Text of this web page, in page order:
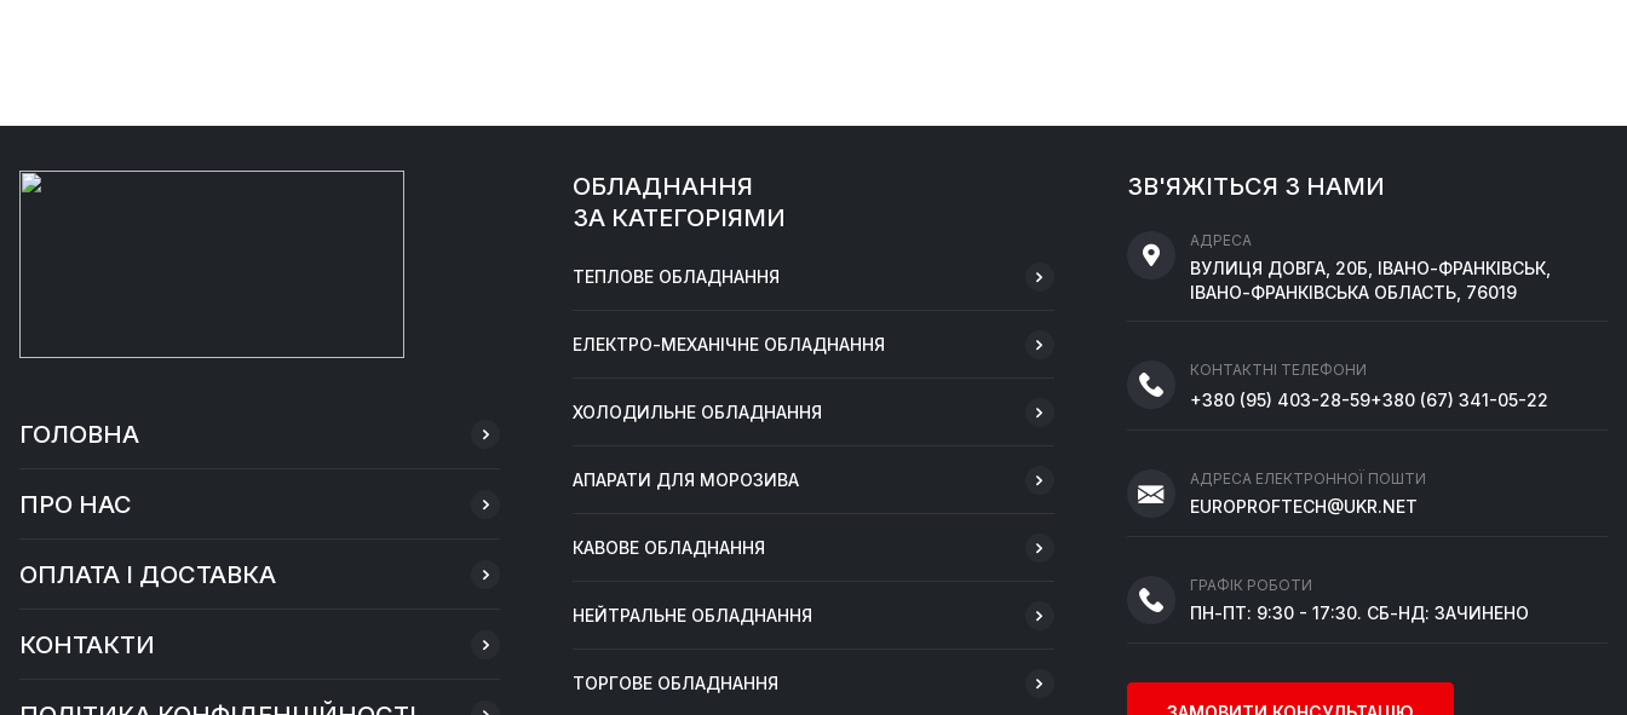
ГОЛОВНА
ПРО НАС
ОПЛАТА І ДОСТАВКА
КОНТАКТИ
ОБЛАДНАННЯ
ЗА КАТЕГОРІЯМИ
ТЕПЛОВЕ ОБЛАДНАННЯ
ЕЛЕКТРО-МЕХАНІЧНЕ ОБЛАДНАННЯ
ХОЛОДИЛЬНЕ ОБЛАДНАННЯ
АПАРАТИ ДЛЯ МОРОЗИВА
КАВОВЕ ОБЛАДНАННЯ
НЕЙТРАЛЬНЕ ОБЛАДНАННЯ
ТОРГОВЕ ОБЛАДНАННЯ
ЗВ'ЯЖІТЬСЯ З НАМИ
АДРЕСА
ВУЛИЦЯ ДОВГА, 20Б, ІВАНО-ФРАНКІВСЬК,
ІВАНО-ФРАНКІВСЬКА ОБЛАСТЬ, 76019
КОНТАКТНІ ТЕЛЕФОНИ
+380 (95) 403-28-59+380 (67) 341-05-22
АДРЕСА ЕЛЕКТРОННОЇ ПОШТИ
EUROPROFTECH@UKR.NET
ГРАФІК РОБОТИ
ПН-ПТ: 9:30 - 17:30. СБ-НД: ЗАЧИНЕНО